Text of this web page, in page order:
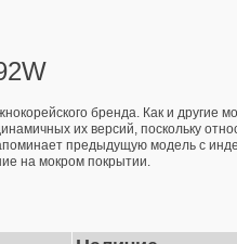
бренда. Как и другие
их версий, поскольку
предыдущую модель с
на мокром покрытии.